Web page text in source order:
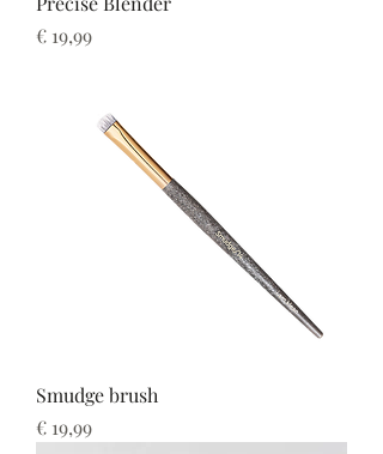
Prijs
€ 19,99
Smudge brush
Prijs
€ 19,99